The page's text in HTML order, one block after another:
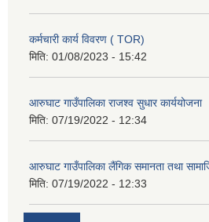
कर्मचारी कार्य विवरण ( TOR)
मिति: 01/08/2023 - 15:42
आरुघाट गाउँपालिका राजश्व सुधार कार्ययोजना
मिति: 07/19/2022 - 12:34
आरुघाट गाउँपालिका लैंगिक समानता तथा
मिति: 07/19/2022 - 12:33